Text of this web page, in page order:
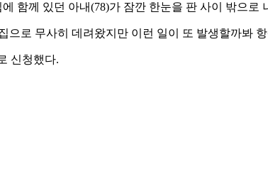
함께 있던 아내(78)가 잠깐 한눈을 판 사이 밖으로
로 무사히 데려왔지만 이런 일이 또 발생할까봐
신청했다.